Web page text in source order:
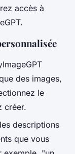
accès à
des images,
le
créer.
descriptions
que vous